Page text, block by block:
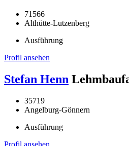
71566
Althütte-Lutzenberg
Ausführung
Profil ansehen
Stefan Henn
35719
Angelburg-Gönnern
Ausführung
Profil ansehen